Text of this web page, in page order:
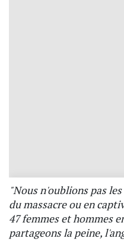
"Nous n'oublions pas
du massacre ou en
47 femmes et hommes
partageons la peine,